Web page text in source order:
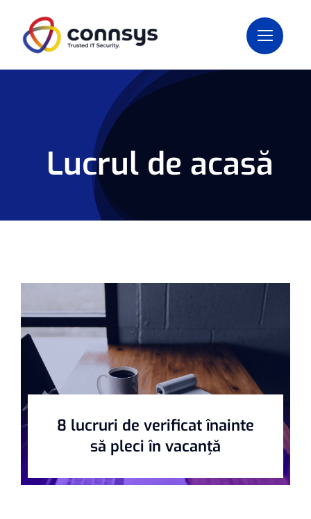
content
Lucrul de acasă
8 lucruri de verificat înainte
să pleci în vacanță